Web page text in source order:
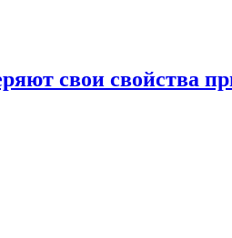
свои свойства